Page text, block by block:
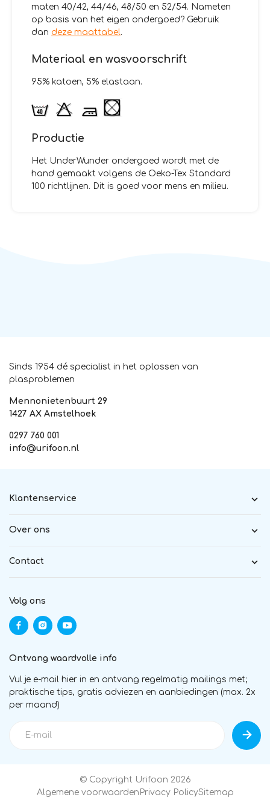
maten 40/42, 44/46, 48/50 en 52/54. Nameten
op basis van het eigen ondergoed? Gebruik
dan deze maattabel.
Materiaal en wasvoorschrift
95% katoen, 5% elastaan.
Productie
Het UnderWunder ondergoed wordt met de
hand gemaakt volgens de Oeko-Tex Standard
100 richtlijnen. Dit is goed voor mens en milieu.
Sinds 1954 dé specialist in het oplossen van
plasproblemen
Mennonietenbuurt 29
1427 AX Amstelhoek
0297 760 001
info@urifoon.nl
Klantenservice
Over ons
Contact
Volg ons
Ontvang waardvolle info
Vul je e-mail hier in en ontvang regelmatig mailings met;
praktische tips, gratis adviezen en aanbiedingen (max. 2x
per maand)
© Copyright Urifoon 2026
Algemene voorwaarden Privacy PolicySitemap